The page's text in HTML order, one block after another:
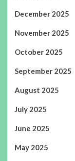
December 2025
November 2025
October 2025
September 2025
August 2025
July 2025
June 2025
May 2025